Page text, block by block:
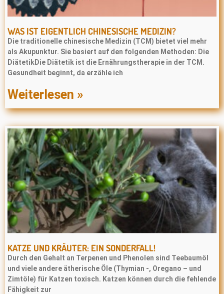
WAS IST EIGENTLICH CHINESISCHE MEDIZIN?
Die traditionelle chinesische Medizin (TCM) bietet viel mehr
als Akupunktur. Sie basiert auf den folgenden Methoden: Die
DiätetikDie Diätetik ist die Ernährungstherapie in der TCM.
Gesundheit beginnt, da erzähle ich
Weiterlesen »
KATZE UND KRÄUTER: EIN SONDERFALL!
Durch den Gehalt an Terpenen und Phenolen sind Teebaumöl
und viele andere ätherische Öle (Thymian -, Oregano – und
Zimtöle) für Katzen toxisch. Katzen können durch die fehlende
Fähigkeit zur